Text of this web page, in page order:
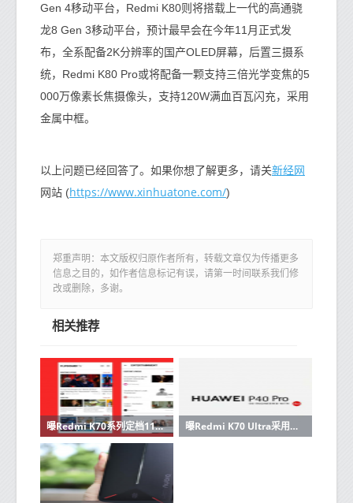
Gen 4移动平台，Redmi K80则将搭载上一代的高通骁
龙8 Gen 3移动平台，预计最早会在今年11月正式发
布，全系配备2K分辨率的国产OLED屏幕，后置三摄系
统，Redmi K80 Pro或将配备一颗支持三倍光学变焦的5
000万像素长焦摄像头，支持120W满血百瓦闪充，采用
金属中框。
以上问题已经回答了。如果你想了解更多，请关新经网
网站 (https://www.xinhuatone.com/)
郑重声明：本文版权归原作者所有，转载文章仅为传播更多
信息之目的，如作者信息标记有误，请第一时间联系我们修
改或删除，多谢。
相关推荐
曝Redmi K70系列定档11月发布 超大存储加量不加价 曝Redmi K70 Ultra采用新密度电池 预计至少5500mAh